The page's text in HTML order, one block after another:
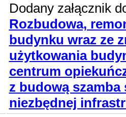
Dodany załącznik
Rozbudowa,
budynku wraz ze
użytkowania
centrum
z budową szamba
niezbędnej